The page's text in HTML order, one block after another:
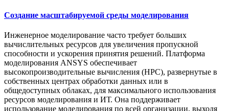
Создание масштабируемой среды моделирования
Инженерное моделирование часто требует больших
вычислительных ресурсов для увеличения пропускной
способности и ускорения принятия решений. Платформа
моделирования ANSYS обеспечивает
высокопроизводительные вычисления (HPC), развернутые в
собственных центрах обработки данных или в
общедоступных облаках, для максимального использования
ресурсов моделирования и ИТ. Она поддерживает
использование моделирования по всей организации, выходя